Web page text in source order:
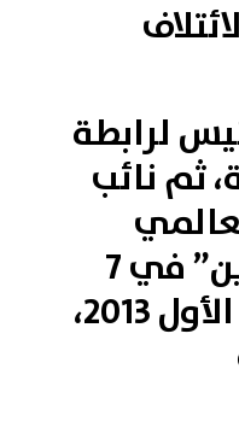
لرابطة
ثم نائب
لعلماء المسلمين” في 7
ديسمبر / كانون الأول 2013،